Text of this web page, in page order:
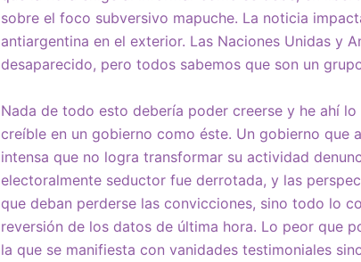
sobre el foco subversivo mapuche. La noticia
antiargentina en el exterior. Las Naciones Unidas y
desaparecido, pero todos sabemos que son un
Nada de todo esto debería poder creerse y he ahí
creíble en un gobierno como éste. Un gobierno que
intensa que no logra transformar su actividad
electoralmente seductor fue derrotada, y las
que deban perderse las convicciones, sino todo lo
reversión de los datos de última hora. Lo peor que
la que se manifiesta con vanidades testimoniales